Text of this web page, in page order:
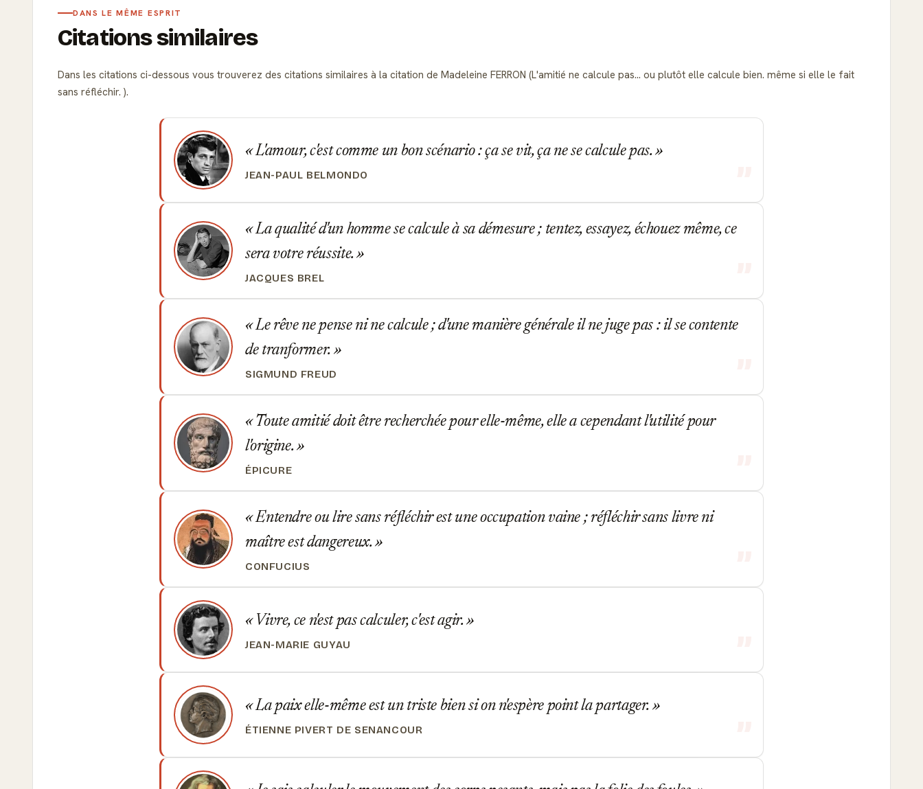
DANS LE MÊME ESPRIT
Citations similaires
Dans les citations ci-dessous vous trouverez des citations similaires à la citation de Madeleine FERRON (L'amitié ne calcule pas... ou plutôt elle calcule bien. même si elle le fait
sans réfléchir. ).
L'amour, c'est comme un bon scénario : ça se vit, ça ne se calcule pas.
JEAN-PAUL BELMONDO
La qualité d'un homme se calcule à sa démesure ; tentez, essayez, échouez même, ce
sera votre réussite.
JACQUES BREL
Le rêve ne pense ni ne calcule ; d'une manière générale il ne juge pas : il se contente
de tranformer.
SIGMUND FREUD
Toute amitié doit être recherchée pour elle-même, elle a cependant l'utilité pour
l'origine.
ÉPICURE
Entendre ou lire sans réfléchir est une occupation vaine ; réfléchir sans livre ni
maître est dangereux.
CONFUCIUS
Vivre, ce n'est pas calculer, c'est agir.
JEAN-MARIE GUYAU
La paix elle-même est un triste bien si on n'espère point la partager.
ÉTIENNE PIVERT DE SENANCOUR